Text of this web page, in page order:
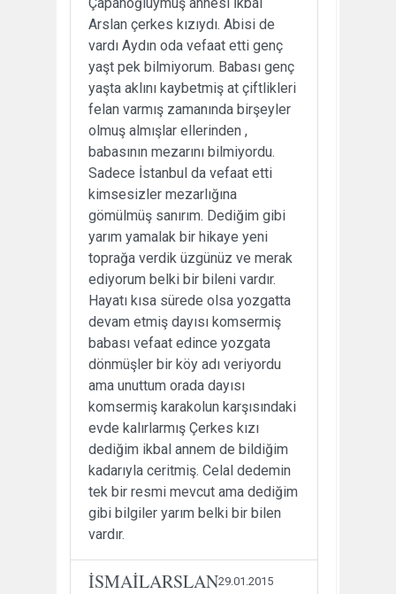
Arslan çerkes kızıydı. Abisi de
vardı Aydın oda vefaat etti genç
yaşt pek bilmiyorum. Babası genç
yaşta aklını kaybetmiş at çiftlikleri
felan varmış zamanında birşeyler
olmuş almışlar ellerinden ,
babasının mezarını bilmiyordu.
Sadece İstanbul da vefaat etti
kimsesizler mezarlığına
gömülmüş sanırım. Dediğim gibi
yarım yamalak bir hikaye yeni
toprağa verdik üzgünüz ve merak
ediyorum belki bir bileni vardır.
Hayatı kısa sürede olsa yozgatta
devam etmiş dayısı komsermiş
babası vefaat edince yozgata
dönmüşler bir köy adı veriyordu
ama unuttum orada dayısı
komsermiş karakolun karşısındaki
evde kalırlarmış Çerkes kızı
dediğim ikbal annem de bildiğim
kadarıyla ceritmiş. Celal dedemin
tek bir resmi mevcut ama dediğim
gibi bilgiler yarım belki bir bilen
vardır.
İSMAİLARSLAN29.01.2015